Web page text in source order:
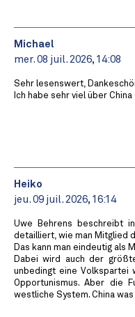
Michael
mer. 08 juil. 2026, 14:08
Sehr lesenswert,
Ich habe sehr viel über
Heiko
jeu. 09 juil. 2026, 16:14
Uwe Behrens beschreibt
detailliert, wie man Mitglied
Das kann man eindeutig als
Dabei wird auch der
unbedingt eine Volkspartei
Opportunismus. Aber die
westliche System. China